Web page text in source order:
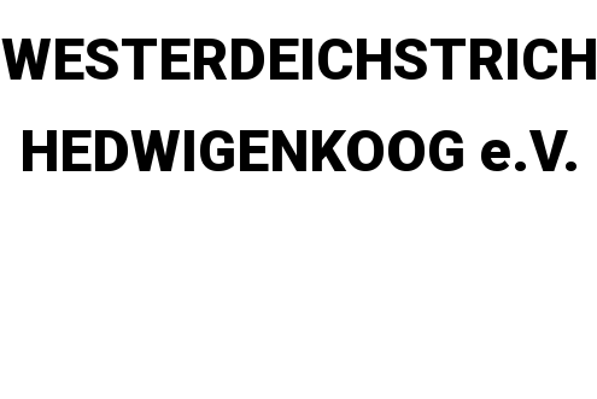
WESTERDEICHSTRICH
HEDWIGENKOOG e.V.